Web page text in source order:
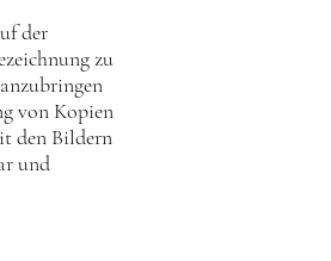
der
zu
von Kopien
den Bildern
und